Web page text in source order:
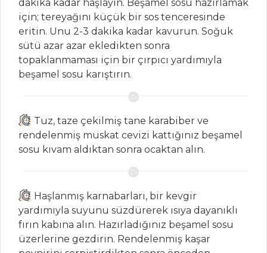
PILAV VE
BROKOLİLİ
BULGUR PİLAVI
Ricotta Peynirli
Makarna
Etli Meyhane
Pilav ve Makarna
Tüm Tarifleri
SEBZE
dakika kadar haşlayın. Beşamel sosu hazırlamak
için; tereyağını küçük bir sos tenceresinde
eritin. Unu 2-3 dakika kadar kavurun. Soğuk
sütü azar azar ekledikten sonra
topaklanmaması için bir çırpıcı yardımıyla
beşamel sosu karıştırın.
Tuz, taze çekilmiş tane karabiber ve
rendelenmiş muskat cevizi kattığınız beşamel
sosu kıvam aldıktan sonra ocaktan alın.
Haşlanmış karnabarları, bir kevgir
yardımıyla suyunu süzdürerek ısıya dayanıklı
fırın kabına alın. Hazırladığınız beşamel sosu
üzerlerine gezdirin. Rendelenmiş kaşar